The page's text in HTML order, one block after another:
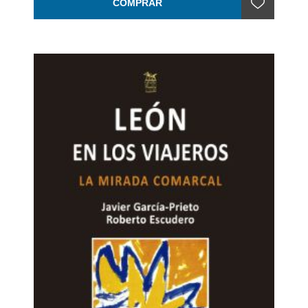
pasado que, evidentemente y para la mayo ría, no
Pero… se presentan los inconvenientes. ¿Por dónde
han producido cambios ortográficos en el apellido
desde su origen, provocados por el paso del tiempo,
por las migraciones, por la ignorancia, por razones
políticas, etc? Tal investigación exigiría muchísimo
tiempo, dinero y conocimientos especiales. Como
quiera que aquellos tres factores de tiempo, dinero y
conocimientos necesarios nos están vedados; nos
asusta la idea, nos asusta la empresa por su
tremenda y compleja envergadura, apostatándola
para «más adelante» con las mejores intenciones… sí,
pero con poca o ninguna posibilidad de éxito.
COMPRAR